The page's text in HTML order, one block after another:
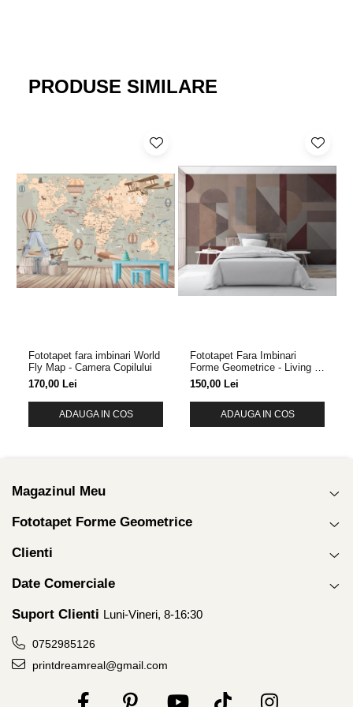
PRODUSE SIMILARE
Fototapet fara imbinari World
Fly Map - Camera Copilului
170,00 Lei
ADAUGA IN COS
Fototapet Fara Imbinari
Forme Geometrice - Living &
Dormitor
150,00 Lei
ADAUGA IN COS
Magazinul Meu
Fototapet Forme Geometrice
Clienti
Date Comerciale
Suport Clienti Luni-Vineri, 8-16:30
0752985126
printdreamreal@gmail.com